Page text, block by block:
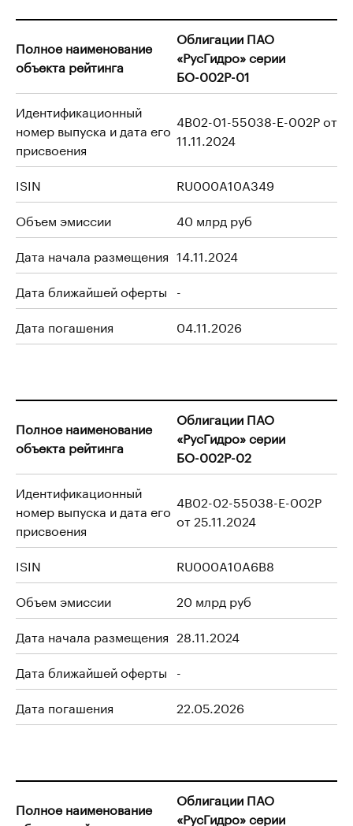
Полное наименование
объекта рейтинга
Облигации ПАО
«РусГидро» серии
БО-002Р-01
Идентификационный
номер выпуска и дата его
присвоения
4B02-01-55038-E-002P от
11.11.2024
ISIN
RU000A10A349
Объем эмиссии
40 млрд руб
Дата начала размещения 14.11.2024
Дата ближайшей оферты -
Дата погашения
04.11.2026
Полное наименование
объекта рейтинга
Облигации ПАО
«РусГидро» серии
БО-002Р-02
Идентификационный
номер выпуска и дата его
присвоения
4B02-02-55038-E-002P
от 25.11.2024
ISIN
RU000A10A6B8
Объем эмиссии
20 млрд руб
Дата начала размещения 28.11.2024
Дата ближайшей оферты -
Дата погашения
22.05.2026
Полное наименование
Облигации ПАО
«РусГидро» серии